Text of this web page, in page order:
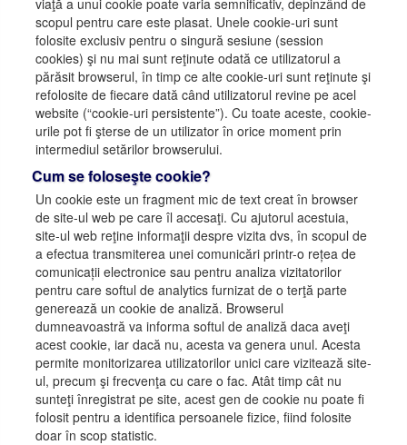
viaţă a unui cookie poate varia semnificativ, depinzând de
scopul pentru care este plasat. Unele cookie-uri sunt
folosite exclusiv pentru o singură sesiune (session
cookies) şi nu mai sunt reţinute odată ce utilizatorul a
părăsit browserul, în timp ce alte cookie-uri sunt reţinute şi
refolosite de fiecare dată când utilizatorul revine pe acel
website (“cookie-uri persistente”). Cu toate aceste, cookie-
urile pot fi şterse de un utilizator în orice moment prin
intermediul setărilor browserului.
Cum se foloseşte cookie?
Un cookie este un fragment mic de text creat în browser
de site-ul web pe care îl accesaţi. Cu ajutorul acestuia,
site-ul web reţine informaţii despre vizita dvs, în scopul de
a efectua transmiterea unei comunicări printr-o rețea de
comunicații electronice sau pentru analiza vizitatorilor
pentru care softul de analytics furnizat de o terţă parte
generează un cookie de analiză. Browserul
dumneavoastră va informa softul de analiză daca aveţi
acest cookie, iar dacă nu, acesta va genera unul. Acesta
permite monitorizarea utilizatorilor unici care vizitează site-
ul, precum şi frecvenţa cu care o fac. Atât timp cât nu
sunteţi înregistrat pe site, acest gen de cookie nu poate fi
folosit pentru a identifica persoanele fizice, fiind folosite
doar în scop statistic.